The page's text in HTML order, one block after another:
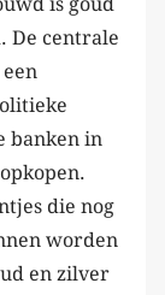
De centrale
banken in
die nog
worden
en zilver